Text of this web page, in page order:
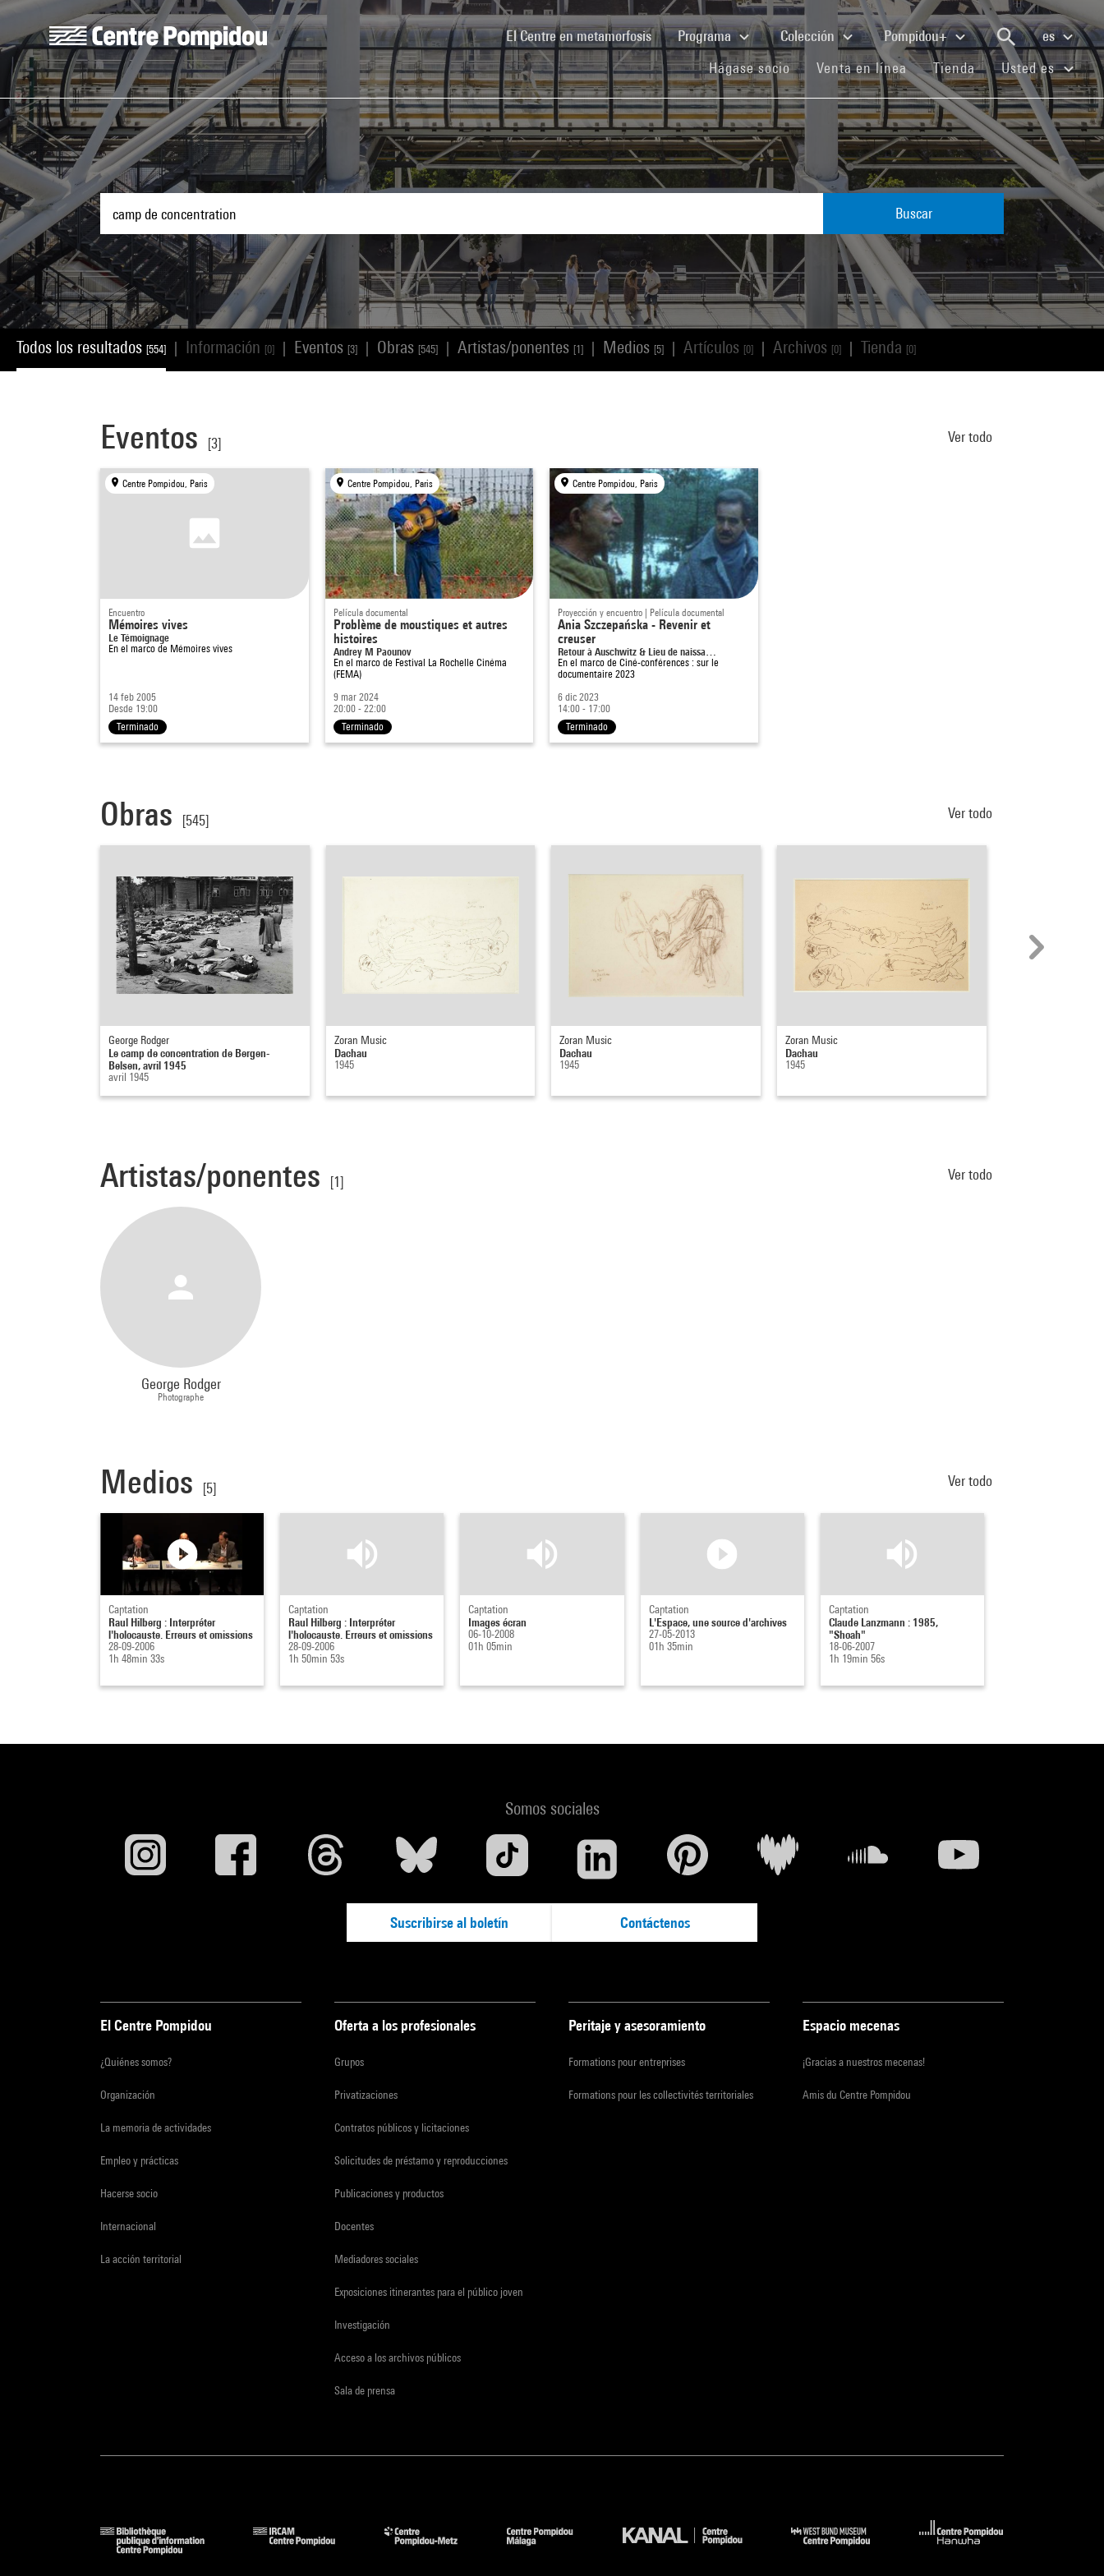
Skip to main content
Centre Pompidou
El Centre en metamorfosis(current)Programa Colección Pompidou+
es
Hágase socio(current)Venta en línea(current)
Tienda(current)Usted es
Buscar
Todos los resultados [554] Información [0] Eventos [3] Obras [545] Artistas/ponentes [1] Medios [5] Artículos [0] Archivos [0] Tienda [0]
Eventos [3] Ver todo
Centre Pompidou, Paris
Encuentro
Mémoires vives
Le Témoignage
En el marco de Mémoires vives
14 feb 2005
Desde 19:00
Terminado
Centre Pompidou, Paris
Película documental
Problème de moustiques et autres
histoires
Andrey M Paounov
En el marco de Festival La Rochelle Cinéma
(FEMA)
9 mar 2024
20:00 - 22:00
Terminado
Centre Pompidou, Paris
Proyección y encuentro | Película documental
Ania Szczepańska - Revenir et
creuser
Retour à Auschwitz & Lieu de naissa…
En el marco deCiné-conférences : sur le
documentaire 2023
6 dic 2023
14:00 - 17:00
Terminado
Obras [545] Ver todo
George Rodger
Le camp de concentration de Bergen-
Belsen, avril 1945
avril 1945
Zoran Music
Dachau
1945
Zoran Music
Dachau
1945
Zoran Music
Dachau
1945
Artistas/ponentes [1] Ver todo
George Rodger
Photographe
Medios [5] Ver todo
Captation
Raul Hilberg : Interpréter
l'holocauste. Erreurs et omissions
28-09-2006
1h 48min 33s
Captation
Raul Hilberg : Interpréter
l'holocauste. Erreurs et omissions
28-09-2006
1h 50min 53s
Captation
Images écran
06-10-2008
01h 05min
Captation
L'Espace, une source d'archives
27-05-2013
01h 35min
Captation
Claude Lanzmann : 1985,
"Shoah"
18-06-2007
1h 19min 56s
Somos sociales
Suscribirse al boletín Contáctenos
El Centre Pompidou
¿Quiénes somos?
Organización
La memoria de actividades
Empleo y prácticas
Hacerse socio
Internacional
La acción territorial
Oferta a los profesionales
Grupos
Privatizaciones
Contratos públicos y licitaciones
Solicitudes de préstamo y reproducciones
Publicaciones y productos
Docentes
Mediadores sociales
Exposiciones itinerantes para el público joven
Investigación
Acceso a los archivos públicos
Sala de prensa
Peritaje y asesoramiento
Formations pour entreprises
Formations pour les collectivités territoriales
Espacio mecenas
¡Gracias a nuestros mecenas!
Amis du Centre Pompidou